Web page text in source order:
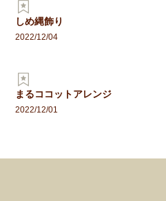
しめ縄飾り
2022/12/04
まるココットアレンジ
2022/12/01